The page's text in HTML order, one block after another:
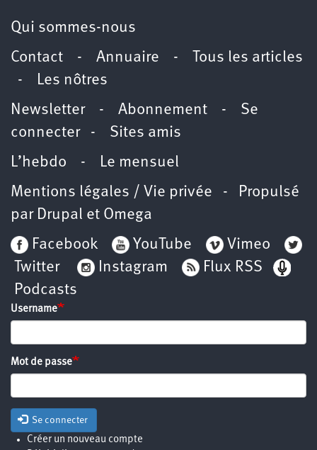
Qui sommes-nous
Contact - Annuaire -
Tous les articles
- Les nôtres
Newsletter- Abonnement - Se
connecter- Sites amis
L’hebdo - Le mensuel
Mentions légales / Vie privée - Propulsé
par Drupal et Omega
Facebook
YouTube
Vimeo
Twitter
Instagram
Flux RSS
Podcasts
Username
Mot de passe
Se connecter
Créer un nouveau compte